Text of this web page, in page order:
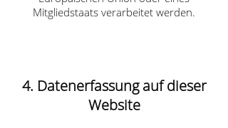
Mitgliedstaats verarbeitet werden.
4. Datenerfassung auf dieser
Website